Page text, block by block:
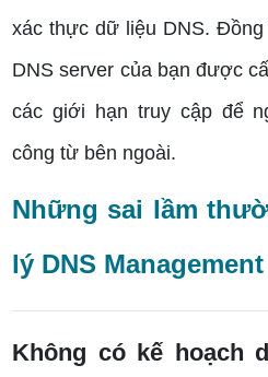
xác thực dữ liệu DNS.
DNS server của bạn được
các giới hạn truy cập để
công từ bên ngoài.
Những sai lầm
lý DNS Management
Không có kế hoạch